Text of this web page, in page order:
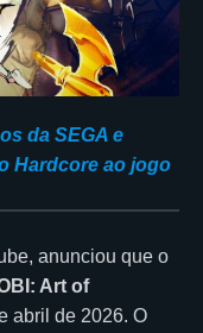
da SEGA e
Hardcore ao jogo
, anunciou que o
Art of
abril de 2026. O